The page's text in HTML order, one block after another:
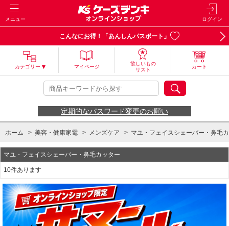
メニュー ログイン
こんなにお得！「あんしんパスポート」
カテゴリー マイページ
欲しいもの
リスト
カート
定期的なパスワード変更のお願い
ホーム > 美容・健康家電 > メンズケア > マユ・フェイスシェーバー・鼻毛
マユ・フェイスシェーバー・鼻毛カッター
10件あります